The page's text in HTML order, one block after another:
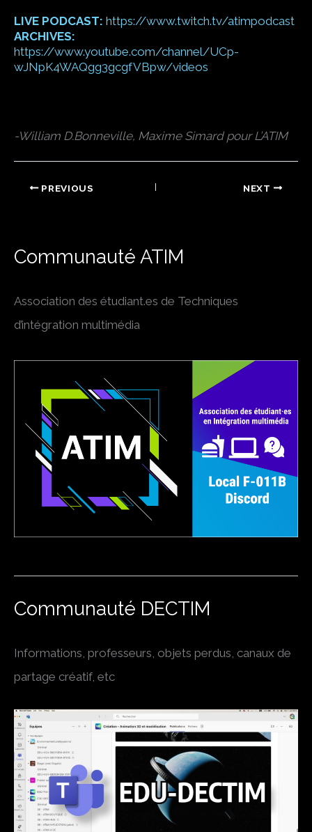
LIVE PODCAST: https://www.twitch.tv/atimpodcast
ARCHIVES:
https://www.youtube.com/channel/UCp-
wJNpK4WAQgg3gcgfVBpw/videos
-William D.Bonneville, Maxime Simard pour L’ATIM
PREVIOUS NEXT
Communauté ATIM
Association des étudiant.es de Techniques
d’intégration multimédia
Communauté DECTIM
Informations, professeurs, objets perdus, canaux de
partage créatif, etc